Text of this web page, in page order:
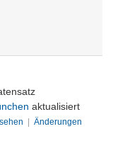
aktualisiert
| Änderungen